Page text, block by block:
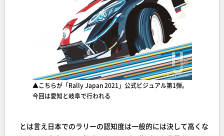
▲こちらが「Rally Japan 2021」公式ビジュアル第1弾。
今回は愛知と岐阜で行われる
とは言え日本でのラリーの認知度は一般的には決して高くな